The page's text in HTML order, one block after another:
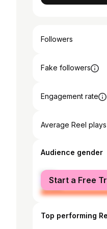
Followers
Fake followers
Engagement rate
Average Reel plays
Audience gender
male
female
Start a Free
Top performing